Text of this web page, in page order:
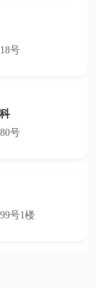
号
号
号1楼